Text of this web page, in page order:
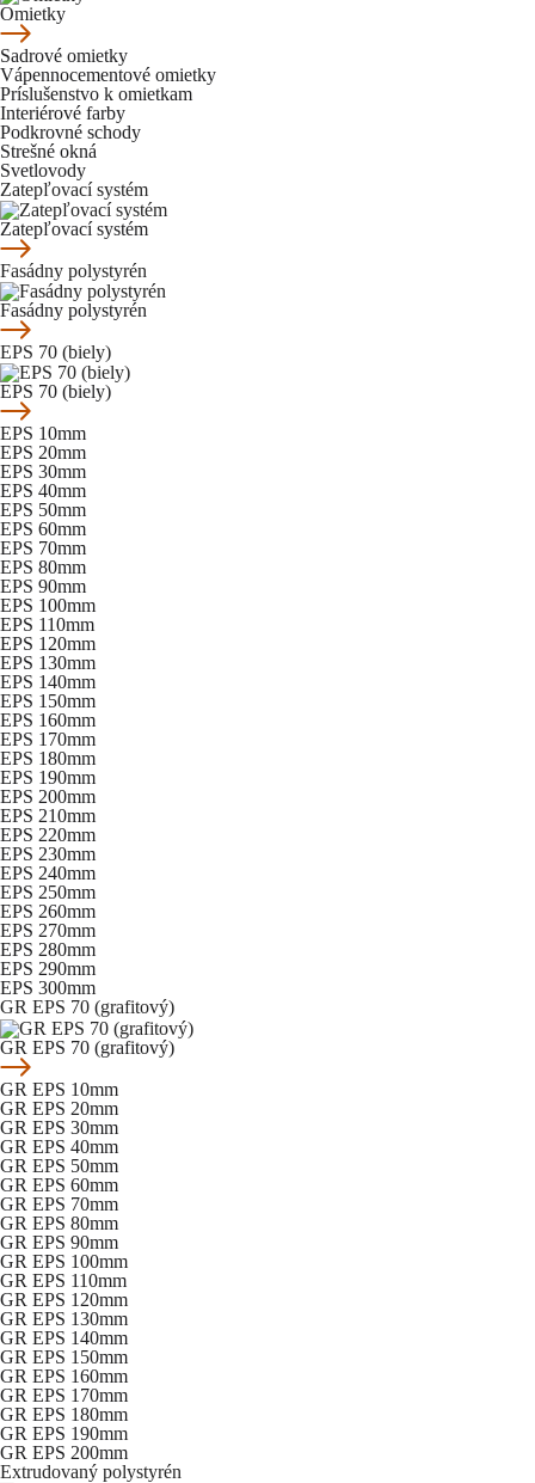
Omietky
Sadrové omietky
Vápennocementové omietky
Príslušenstvo k omietkam
Interiérové farby
Podkrovné schody
Strešné okná
Svetlovody
Zatepľovací systém
Zatepľovací systém
Fasádny polystyrén
Fasádny polystyrén
EPS 70 (biely)
EPS 70 (biely)
EPS 10mm
EPS 20mm
EPS 30mm
EPS 40mm
EPS 50mm
EPS 60mm
EPS 70mm
EPS 80mm
EPS 90mm
EPS 100mm
EPS 110mm
EPS 120mm
EPS 130mm
EPS 140mm
EPS 150mm
EPS 160mm
EPS 170mm
EPS 180mm
EPS 190mm
EPS 200mm
EPS 210mm
EPS 220mm
EPS 230mm
EPS 240mm
EPS 250mm
EPS 260mm
EPS 270mm
EPS 280mm
EPS 290mm
EPS 300mm
GR EPS 70 (grafitový)
GR EPS 70 (grafitový)
GR EPS 10mm
GR EPS 20mm
GR EPS 30mm
GR EPS 40mm
GR EPS 50mm
GR EPS 60mm
GR EPS 70mm
GR EPS 80mm
GR EPS 90mm
GR EPS 100mm
GR EPS 110mm
GR EPS 120mm
GR EPS 130mm
GR EPS 140mm
GR EPS 150mm
GR EPS 160mm
GR EPS 170mm
GR EPS 180mm
GR EPS 190mm
GR EPS 200mm
Extrudovaný polystyrén